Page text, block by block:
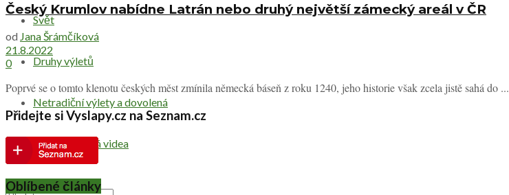
Svět
Druhy výletů
Netradiční výlety a dovolená
Cestovatelská videa
Český Krumlov nabídne Latrán nebo druhý největší zámecký areál v ČR
od Jana Šrámčíková
21.8.2022
0
Poprvé se o tomto klenotu českých měst zmínila německá báseň z roku 1240, jeho historie však zcela jistě sahá do ...
Přidejte si Vyslapy.cz na Seznam.cz
Oblíbené články